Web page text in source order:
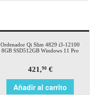
Ordenador Qi Slim 4829 i3-12100
8GB SSD512GB Windows 11 Pro
421,90€
Añadir al carrito